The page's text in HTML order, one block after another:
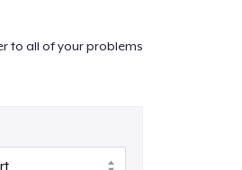
to all of your problems